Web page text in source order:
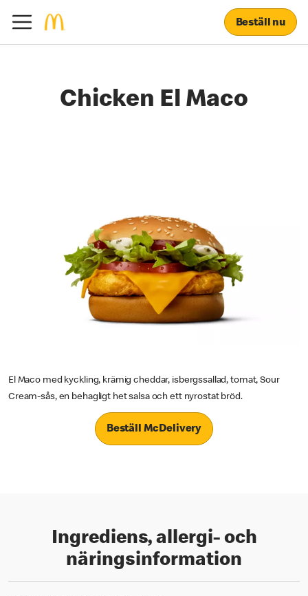
Beställ nu
Chicken El Maco
El Maco med kyckling, krämig cheddar, isbergssallad, tomat, Sour
Cream-sås, en behagligt het salsa och ett nyrostat bröd.
Beställ McDelivery
Ingrediens, allergi- och
näringsinformation